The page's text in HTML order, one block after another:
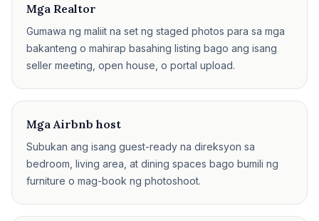
Mga Realtor
Gumawa ng maliit na set ng staged photos para sa mga
bakanteng o mahirap basahing listing bago ang isang
seller meeting, open house, o portal upload.
Mga Airbnb host
Subukan ang isang guest-ready na direksyon sa
bedroom, living area, at dining spaces bago bumili ng
furniture o mag-book ng photoshoot.